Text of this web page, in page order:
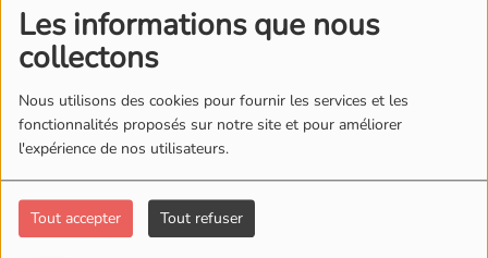
Les informations que nous
collectons
Nous utilisons des cookies pour fournir les services et les
fonctionnalités proposés sur notre site et pour améliorer
l'expérience de nos utilisateurs.
Tout accepter Tout refuser